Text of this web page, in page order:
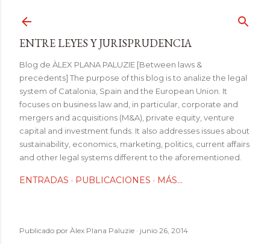
ENTRE LEYES Y JURISPRUDENCIA
Blog de ÀLEX PLANA PALUZIE [Between laws &
precedents] The purpose of this blog is to analize the legal
system of Catalonia, Spain and the European Union. It
focuses on business law and, in particular, corporate and
mergers and acquisitions (M&A), private equity, venture
capital and investment funds. It also addresses issues about
sustainability, economics, marketing, politics, current affairs
and other legal systems different to the aforementioned.
ENTRADAS PUBLICACIONES MÁS…
Publicado por Àlex Plana Paluzie junio 26, 2014